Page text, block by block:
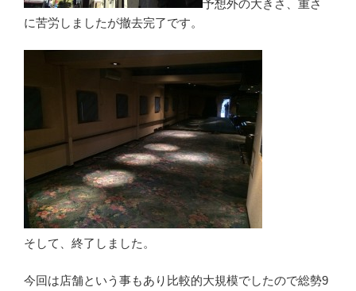
予想外の大きさ、重さ
に苦労しましたが撤去完了です。
そして、終了しました。
今回は店舗という事もあり比較的大規模でしたので総勢9